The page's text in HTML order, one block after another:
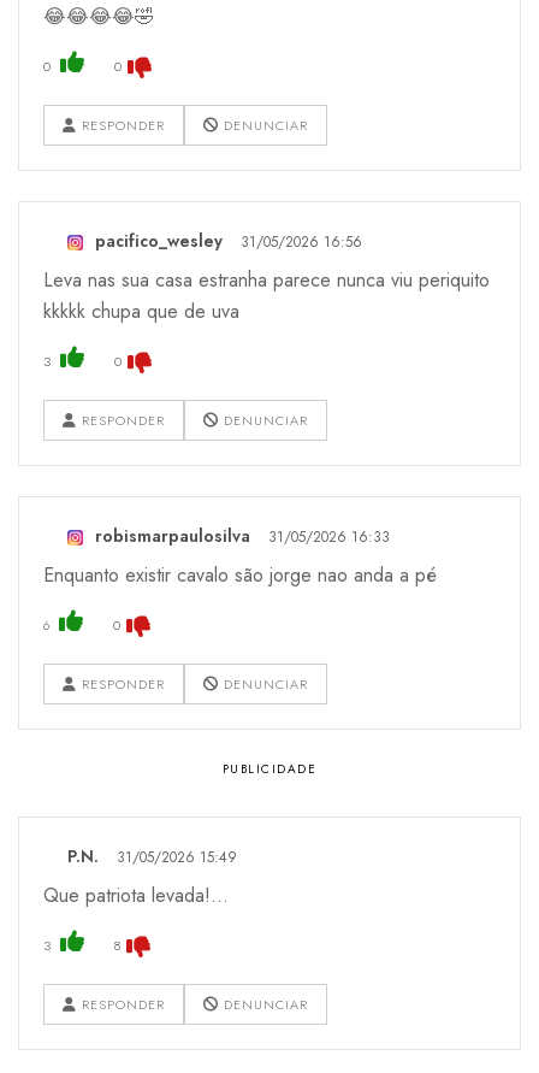
😂😂😂😂🤣
0 0
RESPONDER DENUNCIAR
pacifico_wesley 31/05/2026 16:56
Leva nas sua casa estranha parece nunca viu periquito
kkkkk chupa que de uva
3 0
RESPONDER DENUNCIAR
robismarpaulosilva 31/05/2026 16:33
Enquanto existir cavalo são jorge nao anda a pé
6 0
RESPONDER DENUNCIAR
P.N. 31/05/2026 15:49
Que patriota levada!...
3 8
RESPONDER DENUNCIAR